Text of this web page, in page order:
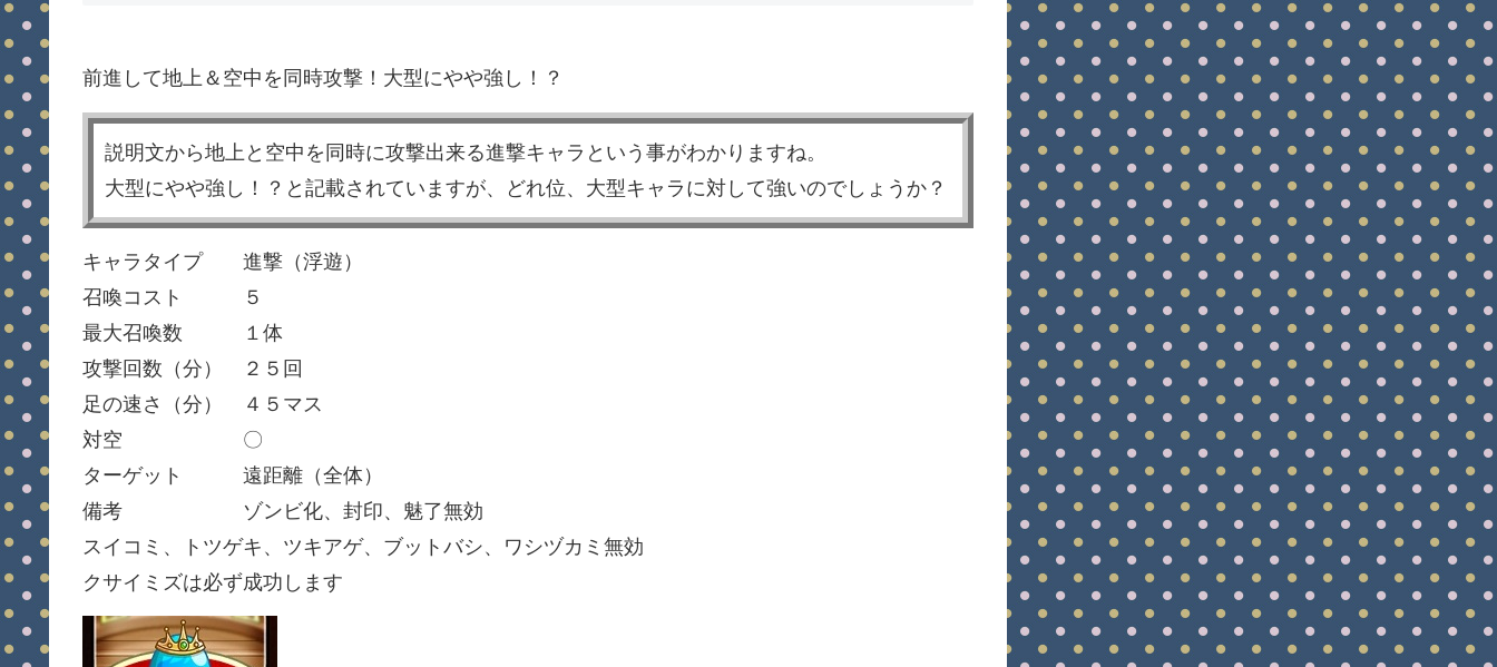
前進して地上＆空中を同時攻撃！大型にやや強し！？
説明文から地上と空中を同時に攻撃出来る進撃キャラという事がわかりますね。
大型にやや強し！？と記載されていますが、どれ位、大型キャラに対して強いのでしょうか？
キャラタイプ 進撃（浮遊）
召喚コスト ５
最大召喚数 １体
攻撃回数（分） ２５回
足の速さ（分） ４５マス
対空 〇
ターゲット 遠距離（全体）
備考 ゾンビ化、封印、魅了無効
スイコミ、トツゲキ、ツキアゲ、ブットバシ、ワシヅカミ無効
クサイミズは必ず成功します